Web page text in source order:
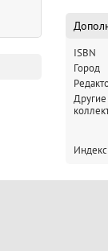
ISBN
Город
Другие